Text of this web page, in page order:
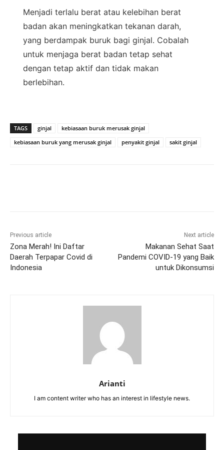
Menjadi terlalu berat atau kelebihan berat
badan akan meningkatkan tekanan darah,
yang berdampak buruk bagi ginjal. Cobalah
untuk menjaga berat badan tetap sehat
dengan tetap aktif dan tidak makan
berlebihan.
TAGS ginjal
kebiasaan buruk merusak ginjal
kebiasaan buruk yang merusak ginjal
penyakit ginjal sakit ginjal
Previous article
Zona Merah! Ini Daftar
Daerah Terpapar Covid di
Indonesia
Next article
Makanan Sehat Saat
Pandemi COVID-19 yang Baik
untuk Dikonsumsi
Arianti
I am content writer who has an interest in lifestyle news.